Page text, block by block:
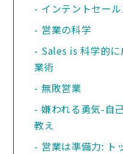
インテントセール
営業の科学
Sales is 科学的
業術
無敗営業
嫌われる勇気-自
教え
営業は準備力: ト